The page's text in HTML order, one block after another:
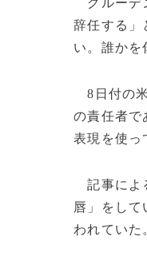
グルーデ
辞任する」
い。誰かを
8日付の
の責任者で
表現を使っ
記事によ
唇」をし
われていた